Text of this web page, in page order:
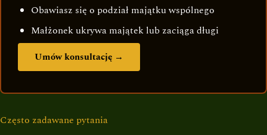
Obawiasz się o podział majątku wspólnego
Małżonek ukrywa majątek lub zaciąga długi
Umów konsultację →
Często zadawane pytania